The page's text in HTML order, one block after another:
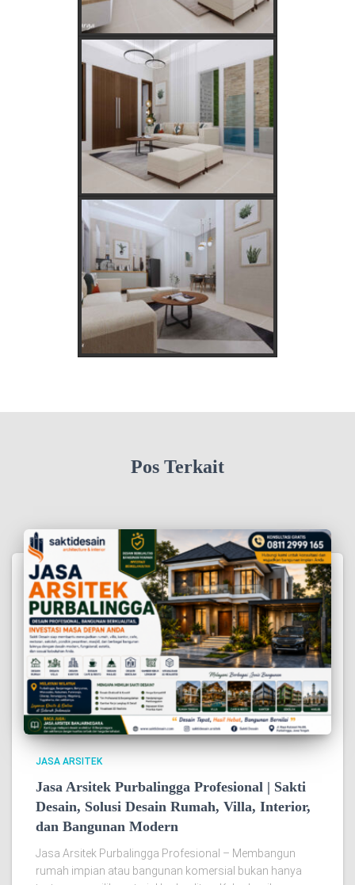
Pos Terkait
JASA ARSITEK
Jasa Arsitek Purbalingga Profesional | Sakti
Desain, Solusi Desain Rumah, Villa, Interior,
dan Bangunan Modern
Jasa Arsitek Purbalingga Profesional – Membangun
rumah impian atau bangunan komersial bukan hanya